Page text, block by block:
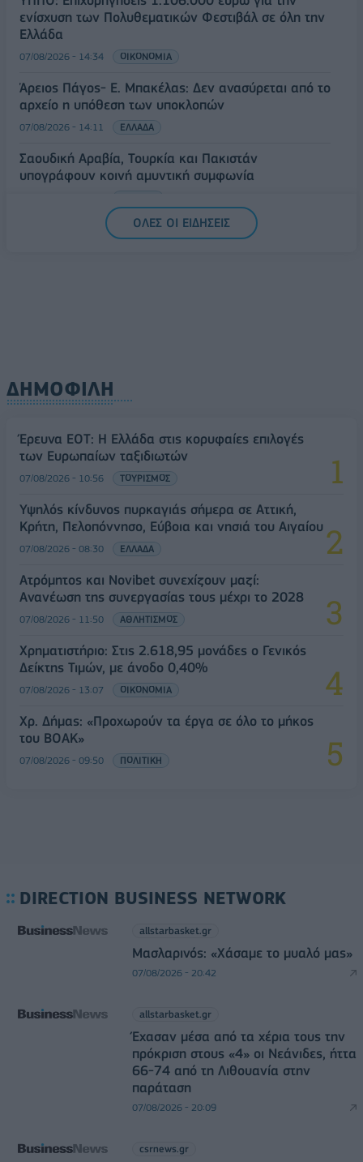
ενίσχυση των Πολυθεματικών Φεστιβάλ σε όλη την
Ελλάδα
07/08/2026 - 14:34 ΟΙΚΟΝΟΜΙΑ
Άρειος Πάγος- Ε. Μπακέλας: Δεν ανασύρεται από το
αρχείο η υπόθεση των υποκλοπών
07/08/2026 - 14:11 ΕΛΛΑΔΑ
Σαουδική Αραβία, Τουρκία και Πακιστάν
υπογράφουν κοινή αμυντική συμφωνία
ΟΛΕΣ ΟΙ ΕΙΔΗΣΕΙΣ
ΔΗΜΟΦΙΛΗ
Έρευνα ΕΟΤ: Η Ελλάδα στις κορυφαίες επιλογές
των Ευρωπαίων ταξιδιωτών
07/08/2026 - 10:56 ΤΟΥΡΙΣΜΟΣ
Υψηλός κίνδυνος πυρκαγιάς σήμερα σε Αττική,
Κρήτη, Πελοπόννησο, Εύβοια και νησιά του Αιγαίου
07/08/2026 - 08:30 ΕΛΛΑΔΑ
Ατρόμητος και Novibet συνεχίζουν μαζί:
Ανανέωση της συνεργασίας τους μέχρι το 2028
07/08/2026 - 11:50 ΑΘΛΗΤΙΣΜΟΣ
Χρηματιστήριο: Στις 2.618,95 μονάδες ο Γενικός
Δείκτης Τιμών, με άνοδο 0,40%
07/08/2026 - 13:07 ΟΙΚΟΝΟΜΙΑ
Χρ. Δήμας: «Προχωρούν τα έργα σε όλο το μήκος
του ΒΟΑΚ»
07/08/2026 - 09:50 ΠΟΛΙΤΙΚΗ
DIRECTION BUSINESS NETWORK
allstarbasket.gr
Μασλαρινός: «Χάσαμε το μυαλό μας»
07/08/2026 - 20:42
allstarbasket.gr
Έχασαν μέσα από τα χέρια τους την
πρόκριση στους «4» οι Νεάνιδες, ήττα
66-74 από τη Λιθουανία στην
παράταση
07/08/2026 - 20:09
csrnews.gr